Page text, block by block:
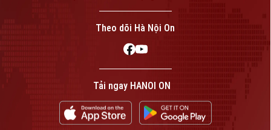
TRANG THÔNG TIN ĐIỆN TỬ
CỦA CƠ QUAN BÁO VÀ PHÁT THANH TRUYỀN HÌNH HÀ NỘI
Số 3-5 Huỳnh Thúc Kháng-Phường Láng-Hà Nội
Theo dõi Hà Nội On
Tải ngay HANOI ON